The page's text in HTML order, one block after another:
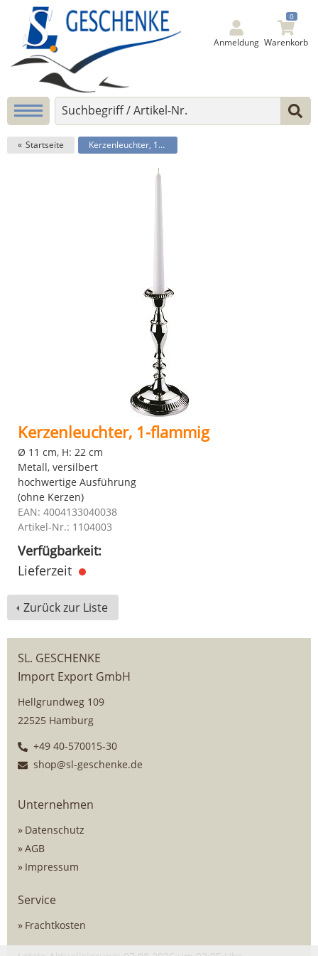
Anmeldung
0
Warenkorb
Startseite Kerzenleuchter, 1-flammig
Kerzenleuchter, 1-flammig
Ø 11 cm, H: 22 cm
Metall, versilbert
hochwertige Ausführung
(ohne Kerzen)
EAN: 4004133040038
Artikel-Nr.: 1104003
Verfügbarkeit:
Lieferzeit
Zurück zur Liste
SL. GESCHENKE
Import Export GmbH
Hellgrundweg 109
22525 Hamburg
+49 40-570015-30
shop@sl-geschenke.de
Unternehmen
Datenschutz
AGB
Impressum
Service
Frachtkosten